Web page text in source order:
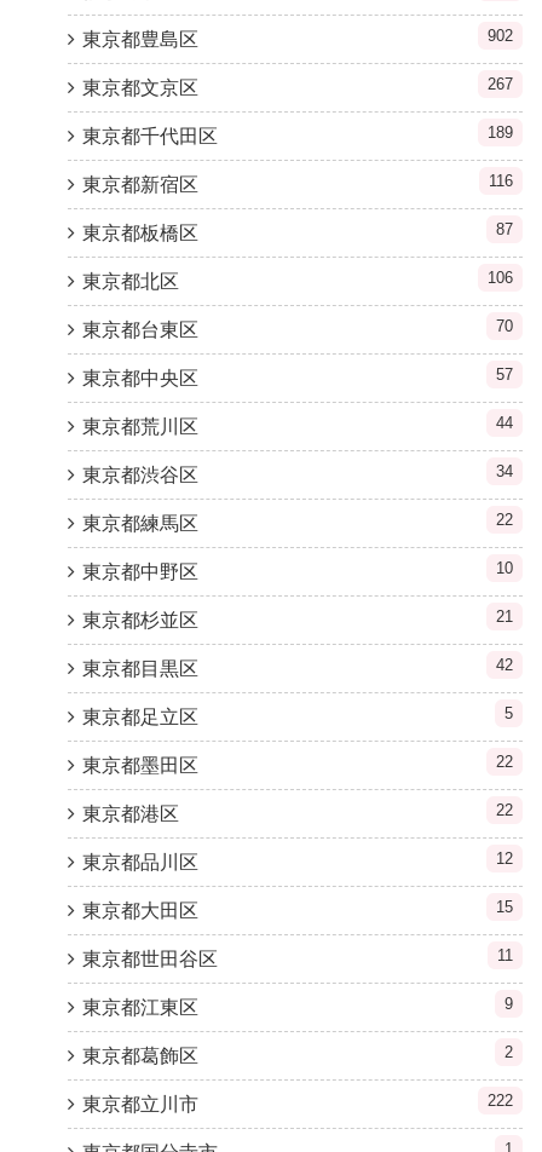
東京都豊島区 902
東京都文京区 267
東京都千代田区 189
東京都新宿区 116
東京都板橋区 87
東京都北区 106
東京都台東区 70
東京都中央区 57
東京都荒川区 44
東京都渋谷区 34
東京都練馬区 22
東京都中野区 10
東京都杉並区 21
東京都目黒区 42
東京都足立区 5
東京都墨田区 22
東京都港区 22
東京都品川区 12
東京都大田区 15
東京都世田谷区 11
東京都江東区 9
東京都葛飾区 2
東京都立川市 222